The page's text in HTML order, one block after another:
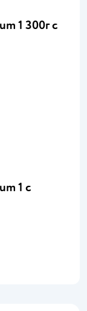
1 300г c
1 с